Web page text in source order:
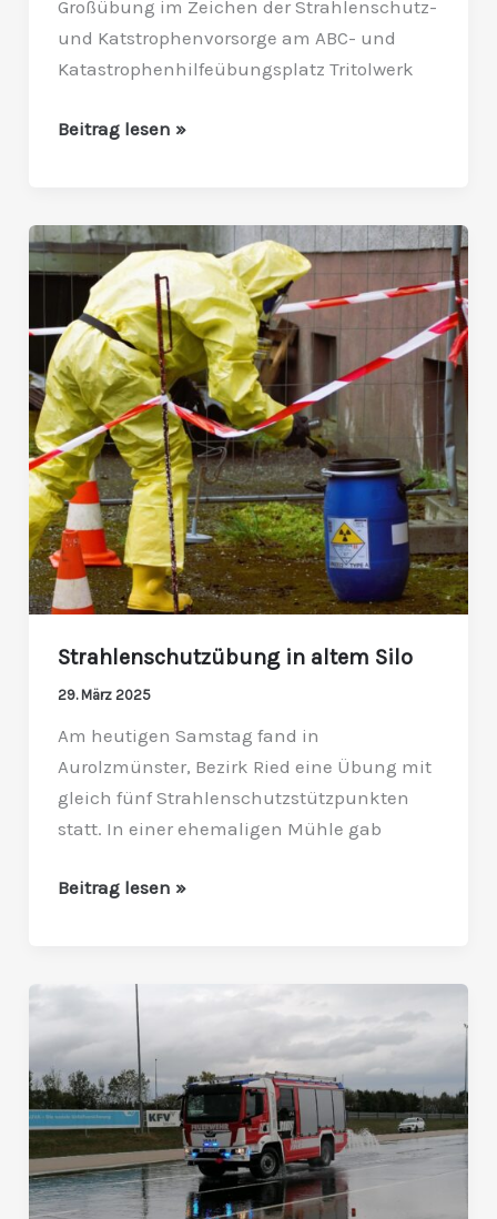
Großübung im Zeichen der Strahlenschutz-
und Katstrophenvorsorge am ABC- und
Katastrophenhilfeübungsplatz Tritolwerk
Beitrag lesen »
Strahlenschutzübung in altem Silo
29. März 2025
Am heutigen Samstag fand in
Aurolzmünster, Bezirk Ried eine Übung mit
gleich fünf Strahlenschutzstützpunkten
statt. In einer ehemaligen Mühle gab
Strahlenschutzübung
in
altem
Silo
Beitrag lesen »
Fahrsicherheitstraining